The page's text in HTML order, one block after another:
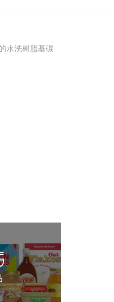
水洗树脂基碳